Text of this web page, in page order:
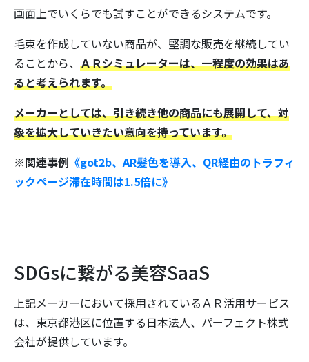
画面上でいくらでも試すことができるシステムです。
毛束を作成していない商品が、堅調な販売を継続してい
ることから、 ＡＲシミュレーターは、一程度の効果はあ
ると考えられます。
メーカーとしては、引き続き他の商品にも展開して、対
象を拡大していきたい意向を持っています。
※関連事例 《got2b、AR髪色を導入、QR経由のトラフィ
ックページ滞在時間は1.5倍に》
SDGsに繋がる美容SaaS
上記メーカーにおいて採用されているＡＲ活用サービス
は、東京都港区に位置する日本法人、パーフェクト株式
会社が提供しています。